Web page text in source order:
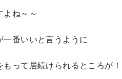
ね～～
番いいと言うように
って居続けられるところが！